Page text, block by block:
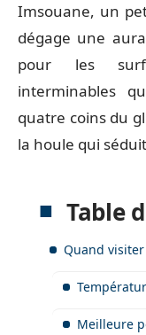
Imsouane, un
dégage une
pour les
interminables
quatre coins du
la houle qui
Table
Quand
Meilleure